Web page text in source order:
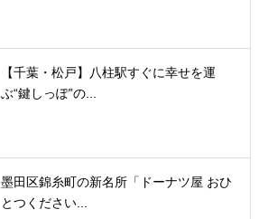
【千葉・松戸】八柱駅すぐに幸せを運
ぶ“鍵しっぽ”の...
墨田区錦糸町の新名所「ドーナツ屋 おひ
とつください...